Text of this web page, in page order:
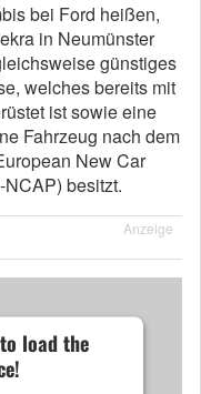
bei Ford heißen,
in Neumünster
günstiges
welches bereits mit
ist sowie eine
Fahrzeug nach dem
New Car
besitzt.
Anzeige
load the